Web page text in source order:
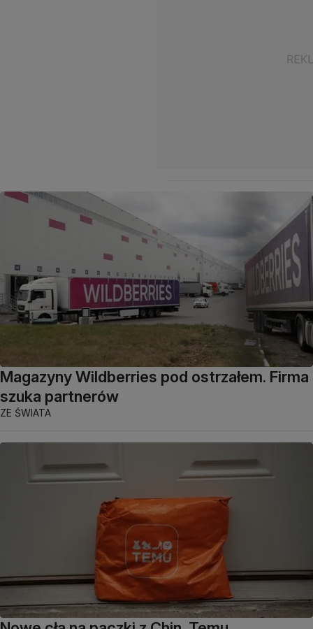
Magazyny Wildberries pod ostrzałem. Firma
szuka partnerów
ZE ŚWIATA